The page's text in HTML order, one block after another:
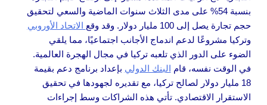
بنسبة 54% على مدى الثلاث سنوات الماضية والسعي لتحقيق
حجم تجارة يصل إلى 100 مليار دولار. وقد وقع
الاتحاد الأوروبي
وتركيا مشروعًا لدعم اندماج الأجانب اجتماعيًا، مما يلقي
الضوء على الدور الذي تلعبه تركيا في مجال الهجرة العالمية.
في الوقت نفسه، قام البنك الدولي بإعداد برنامج دعم بقيمة
18 مليار دولار لصالح تركيا، مع تقديره لجهودها في تحقيق
الاستقرار الاقتصادي. تأتي هذه الشراكات وسط إجراءات